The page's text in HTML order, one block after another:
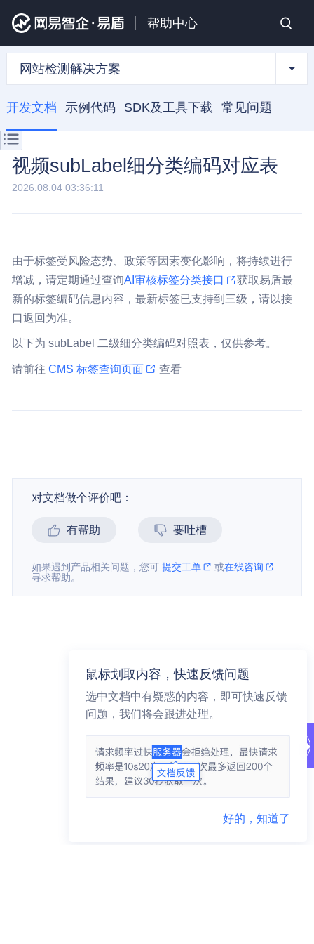
帮助中心
网站检测解决方案
开发文档 示例代码 SDK及工具下载 常见问题
视频subLabel细分类编码对应表
2026.08.04 03:36:11
由于标签受风险态势、政策等因素变化影响，将持续进行
增减，请定期通过查询AI审核标签分类接口
获取易盾最
新的标签编码信息内容，最新标签已支持到三级，请以接
口返回为准。
以下为 subLabel 二级细分类编码对照表，仅供参考。
请前往CMS 标签查询页面 查看
对文档做个评价吧：
有帮助 要吐槽
如果遇到产品相关问题，您可提交工单 或在线咨询
寻求帮助。
鼠标划取内容，快速反馈问题
选中文档中有疑惑的内容，即可快速反馈
问题，我们将会跟进处理。
好的，知道了